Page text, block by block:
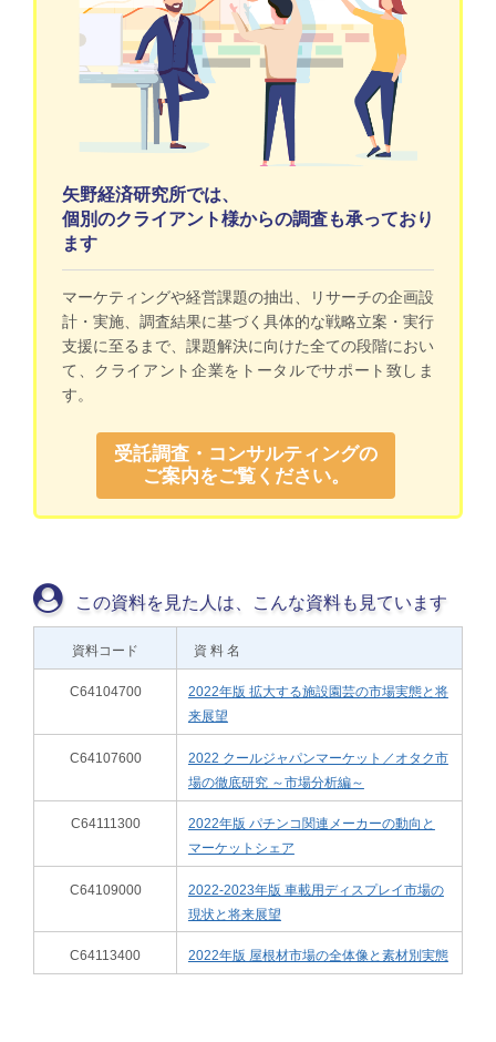
矢野経済研究所では、
個別のクライアント様からの調査も承っており
ます
マーケティングや経営課題の抽出、リサーチの企画設
計・実施、調査結果に基づく具体的な戦略立案・実行
支援に至るまで、課題解決に向けた全ての段階におい
て、クライアント企業をトータルでサポート致しま
す。
受託調査・コンサルティングの
ご案内をご覧ください。
この資料を見た人は、こんな資料も見ています
資料コード 資 料 名
C64104700
2022年版 拡大する施設園芸の市場実態と将
来展望
C64107600
2022 クールジャパンマーケット／オタク市
場の徹底研究 ～市場分析編～
C64111300
2022年版 パチンコ関連メーカーの動向と
マーケットシェア
C64109000
2022-2023年版 車載用ディスプレイ市場の
現状と将来展望
C64113400 2022年版 屋根材市場の全体像と素材別実態